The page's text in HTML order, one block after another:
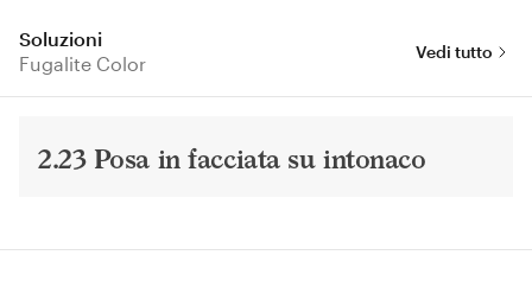
Soluzioni
Fugalite Color
Vedi tutto
2.23 Posa in facciata su intonaco